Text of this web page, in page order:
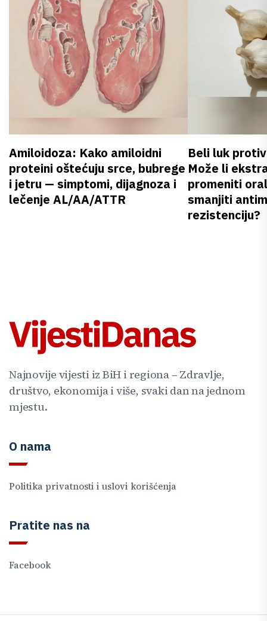
Amiloidoza: Kako amiloidni
proteini oštećuju srce, bubrege
i jetru — simptomi, dijagnoza i
lečenje AL/AA/ATTR
Beli luk
Može li
promeniti
smanjiti
rezistenciju?
Najnovije vijesti iz BiH i regiona – Zdravlje,
društvo, ekonomija i više, svaki dan na jednom
mjestu.
O nama
Politika privatnosti i uslovi korišćenja
Pratite nas na
Facebook